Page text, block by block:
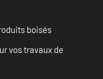
boisés
vos travaux de